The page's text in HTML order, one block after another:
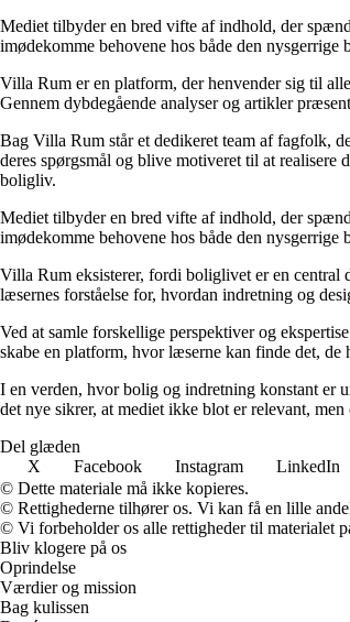
Mediet tilbyder en bred vifte af indhold, der
imødekomme behovene hos både den
Villa Rum er en platform, der henvender sig til
Gennem dybdegående analyser og artikler
Bag Villa Rum står et dedikeret team af fagfolk,
deres spørgsmål og blive motiveret til at
boligliv.
Mediet tilbyder en bred vifte af indhold, der
imødekomme behovene hos både den
Villa Rum eksisterer, fordi boliglivet er en central
læsernes forståelse for, hvordan indretning og
Ved at samle forskellige perspektiver og
skabe en platform, hvor læserne kan finde det, de
I en verden, hvor bolig og indretning konstant er
det nye sikrer, at mediet ikke blot er relevant,
Del glæden
X
Facebook Instagram LinkedIn
© Dette materiale må ikke kopieres.
© Rettighederne tilhører os. Vi kan få en lille
© Vi forbeholder os alle rettigheder til materialet
Bliv klogere på os
Oprindelse
Værdier og mission
Bag kulissen